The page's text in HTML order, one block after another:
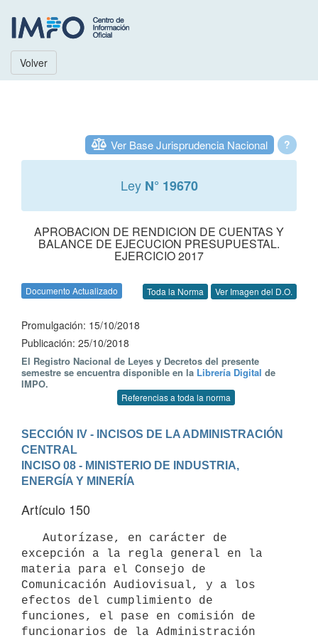
Volver
?
Ver Base Jurisprudencia Nacional
Ley N° 19670
APROBACION DE RENDICION DE CUENTAS Y
BALANCE DE EJECUCION PRESUPUESTAL.
EJERCICIO 2017
Documento Actualizado Toda la Norma Ver Imagen del D.O.
Promulgación: 15/10/2018
Publicación: 25/10/2018
El Registro Nacional de Leyes y Decretos del presente
semestre se encuentra disponible en la Librería Digital de
IMPO.
Referencias a toda la norma
SECCIÓN IV - INCISOS DE LA ADMINISTRACIÓN
CENTRAL
INCISO 08 - MINISTERIO DE INDUSTRIA,
ENERGÍA Y MINERÍA
Artículo 150
excepción a la regla general en la
materia para el Consejo de
Comunicación Audiovisual, y a los
efectos del cumplimiento de
funciones, el pase en comisión de
funcionarios de la Administración